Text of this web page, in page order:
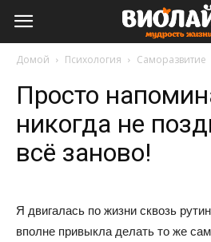
Виолайф
Домой Психология Саморазвитие
Просто
никогда не
всё заново!
Я двигалась по жизни сквозь
вполне привыкла делать то же